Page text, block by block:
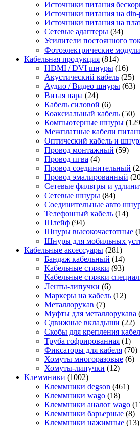
Источники питания
Источники питания на
Источники питания на
Сетевые адаптеры (34)
Усилители постоянного
Фотоэлектрические модули
Кабельная продукция (814)
HDMI / DVI шнуры (16)
Акустический кабель (25)
Аудио / Видео шнуры (63)
Витая пара (24)
Кабель силовой (6)
Коаксиальный кабель (50)
Компьютерные шнуры
Межплатные кабели
Оптический кабель и
Провод монтажный (59)
Провод пгва (4)
Провод соединительный
Провод эмалированный
Сетевые фильтры и
Сетевые шнуры (84)
Соединительные авто
Телефонный кабель (14)
Шлейф (94)
Шнуры высокочастотные
Шнуры для мобильных
Кабельные аксессуары (281)
Бандаж кабельный (14)
Кабельные стяжки (93)
Кабельные стяжки
Ленты-липучки (6)
Маркеры на кабель (12)
Металлорукав (7)
Муфты для металлорукава
Сдвижные вкладыши (22)
Скобы для крепления
Труба гофрированная (1)
Фиксаторы для кабеля (70)
Хомуты многоразовые (6)
Хомуты-липучки (12)
Клеммники (1002)
Клеммники degson (461)
Клеммники wago (18)
Клеммники аналог wago
Клеммники барьерные (8)
Клеммники нажимные (13)